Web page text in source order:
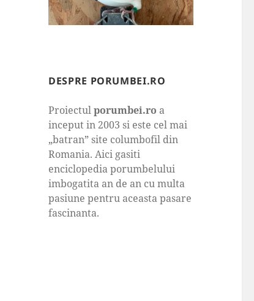
DESPRE PORUMBEI.RO
Proiectulporumbei.ro a
inceput in 2003 si este cel mai
„batran” site columbofil din
Romania. Aici gasiti
enciclopedia porumbelului
imbogatita an de an cu multa
pasiune pentru aceasta pasare
fascinanta.